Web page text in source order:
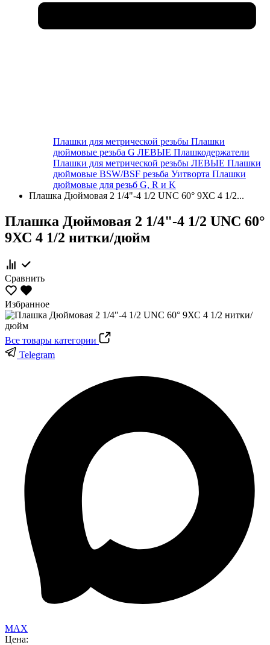
Плашки для метрической резьбы Плашки
дюймовые резьба G ЛЕВЫЕ Плашкодержатели
Плашки для метрической резьбы ЛЕВЫЕ Плашки
дюймовые BSW/BSF резьба Уитворта Плашки
дюймовые для резьб G, R и K
Плашка Дюймовая 2 1/4"-4 1/2 UNC 60° 9ХС 4 1/2...
Плашка Дюймовая 2 1/4"-4 1/2 UNC 60°
9ХС 4 1/2 нитки/дюйм
Сравнить
Избранное
Все товары категории
Telegram
MAX
Цена: